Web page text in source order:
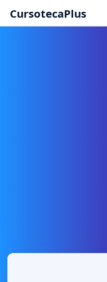
CursotecaPlus